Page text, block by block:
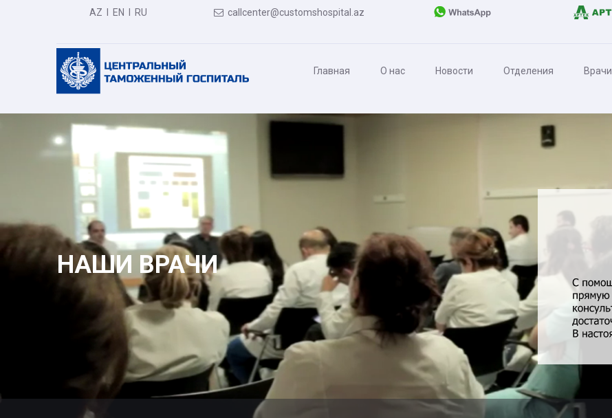
AZ EN RU  callcenter@customshospital.az
Главная О нас Новости Отделения Врачи
НАШИ ВРАЧИ